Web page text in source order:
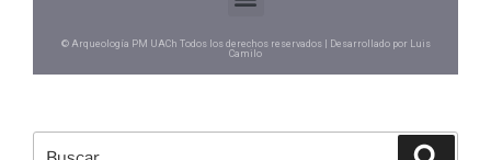
© Arqueología PM UACh Todos los derechos reservados | Desarrollado por Luis
Camilo